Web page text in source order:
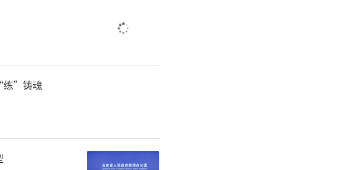
基于现有架构
，山东正在实
织架构、业务
的数字化重构
练”铸魂